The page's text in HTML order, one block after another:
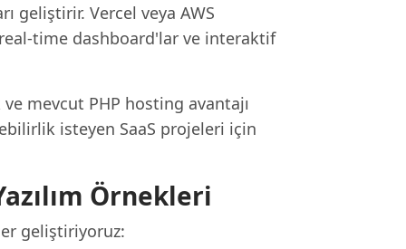
geliştirir. Vercel veya AWS
time dashboard'lar ve interaktif
mevcut PHP hosting avantajı
isteyen SaaS projeleri için
Örnekleri
geliştiriyoruz: